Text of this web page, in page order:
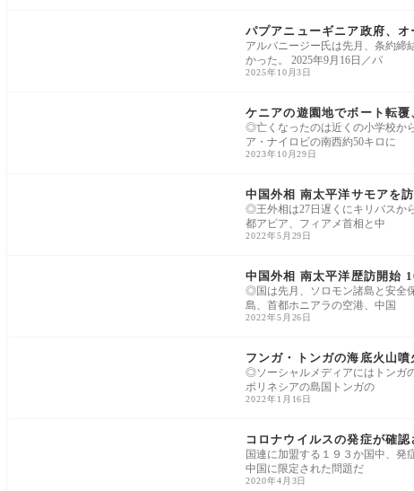
パプアニューギニア政府、
アルバニージー氏は先月、条約締
かった。 2025年9月16日／パ
2025年10月3日
ケニアの遊園地でボート転
◎亡くなったのは近くの小学校か
ア・ナイロビの南西約50キロに
2023年10月29日
中国外相 南太平洋サモアを
◎王外相は27日遅くにキリバスか
都アピア、フィアメ首相と中
2022年5月29日
中国外相 南太平洋歴訪開始
◎国は先月、ソロモン諸島と安全
島、首都ホニアラの空港、中国
2022年5月26日
フンガ・トンガの海底火山
◎ソーシャルメディアにはトンガ
ポリネシアの島国トンガの
2022年1月16日
コロナウイルスの発症が確
国連に加盟する１９３か国中、
中国に限定された問題だ
2020年4月3日